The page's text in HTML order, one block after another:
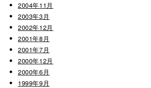
2004年11月
2003年3月
2002年12月
2001年8月
2001年7月
2000年12月
2000年6月
1999年9月